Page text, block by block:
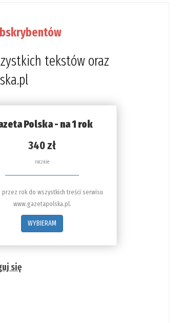
tekstów oraz
Polska - na 1 rok
340 zł
rocznie
przez rok do wszystkich treści serwisu
www.gazetapolska.pl.
WYBIERAM
się